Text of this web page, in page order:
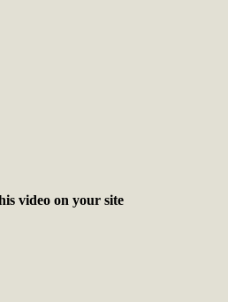
video on your site